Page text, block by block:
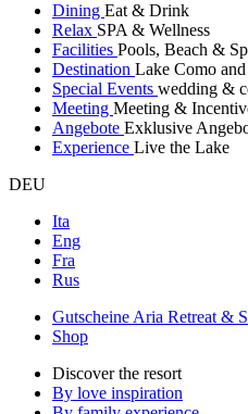
Dining Eat & Drink
Relax SPA & Wellness
Facilities Pools, Beach &
Destination Lake Como
Special Events wedding &
Meeting Meeting &
Angebote Exklusive
Experience Live the Lake
DEU
Ita
Eng
Fra
Rus
Gutscheine Aria Retreat &
Shop
Discover the resort
By love inspiration